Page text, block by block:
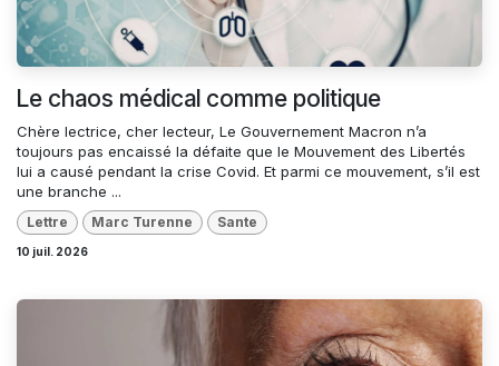
Le chaos médical comme politique
Chère lectrice, cher lecteur, Le Gouvernement Macron n’a
toujours pas encaissé la défaite que le Mouvement des Libertés
lui a causé pendant la crise Covid. Et parmi ce mouvement, s’il est
une branche ...
Lettre Marc Turenne Sante
10 juil. 2026